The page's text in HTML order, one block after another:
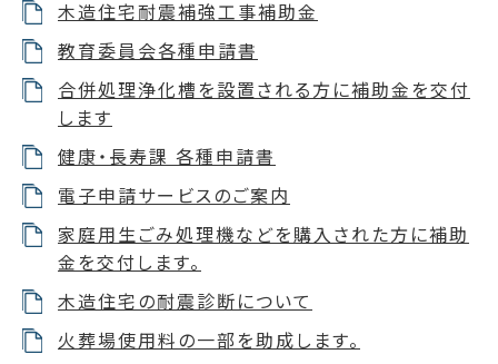
木造住宅耐震補強工事補助金
教育委員会各種申請書
合併処理浄化槽を設置される方に補助金を交付
します
健康・長寿課 各種申請書
電子申請サービスのご案内
家庭用生ごみ処理機などを購入された方に補助
金を交付します。
木造住宅の耐震診断について
火葬場使用料の一部を助成します。